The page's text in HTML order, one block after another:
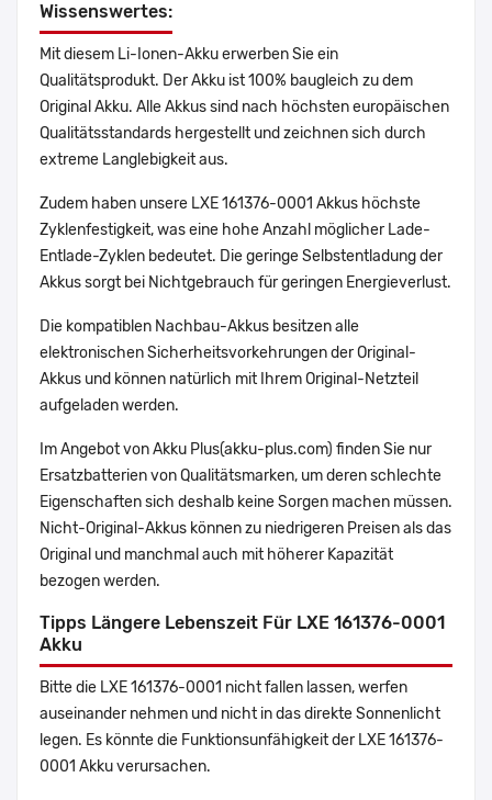
Wissenswertes:
Mit diesem Li-Ionen-Akku erwerben Sie ein
Qualitätsprodukt. Der Akku ist 100% baugleich zu dem
Original Akku. Alle Akkus sind nach höchsten europäischen
Qualitätsstandards hergestellt und zeichnen sich durch
extreme Langlebigkeit aus.
Zudem haben unsere LXE 161376-0001 Akkus höchste
Zyklenfestigkeit, was eine hohe Anzahl möglicher Lade-
Entlade-Zyklen bedeutet. Die geringe Selbstentladung der
Akkus sorgt bei Nichtgebrauch für geringen Energieverlust.
Die kompatiblen Nachbau-Akkus besitzen alle
elektronischen Sicherheitsvorkehrungen der Original-
Akkus und können natürlich mit Ihrem Original-Netzteil
aufgeladen werden.
Im Angebot von Akku Plus(akku-plus.com) finden Sie nur
Ersatzbatterien von Qualitätsmarken, um deren schlechte
Eigenschaften sich deshalb keine Sorgen machen müssen.
Nicht-Original-Akkus können zu niedrigeren Preisen als das
Original und manchmal auch mit höherer Kapazität
bezogen werden.
Tipps Längere Lebenszeit Für LXE 161376-0001
Akku
Bitte die LXE 161376-0001 nicht fallen lassen, werfen
auseinander nehmen und nicht in das direkte Sonnenlicht
legen. Es könnte die Funktionsunfähigkeit der LXE 161376-
0001 Akku verursachen.